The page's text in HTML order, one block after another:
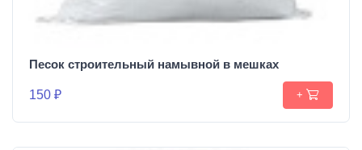
Песок строительный намывной в мешках
150 ₽ +